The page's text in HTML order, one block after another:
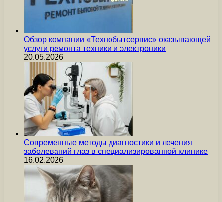
Обзор компании «Технобытсервис» оказывающей
услуги ремонта техники и электроники
20.05.2026
Современные методы диагностики и лечения
заболеваний глаз в специализированной клинике
16.02.2026